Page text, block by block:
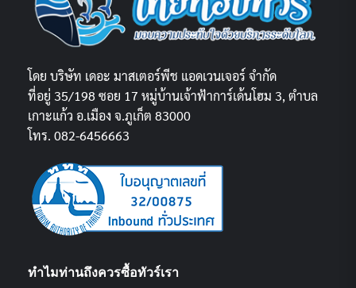
โดย บริษัท เดอะ มาสเตอร์พีช แอดเวนเจอร์ จำกัด
ที่อยู่ 35/198 ซอย 17 หมู่บ้านเจ้าฟ้าการ์เด้นโฮม 3, ตำบล
เกาะแก้ว อ.เมือง จ.ภูเก็ต 83000
โทร. 082-6456663
ทำไมท่านถึงควรซื้อทัวร์เรา